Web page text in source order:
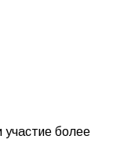
участие более